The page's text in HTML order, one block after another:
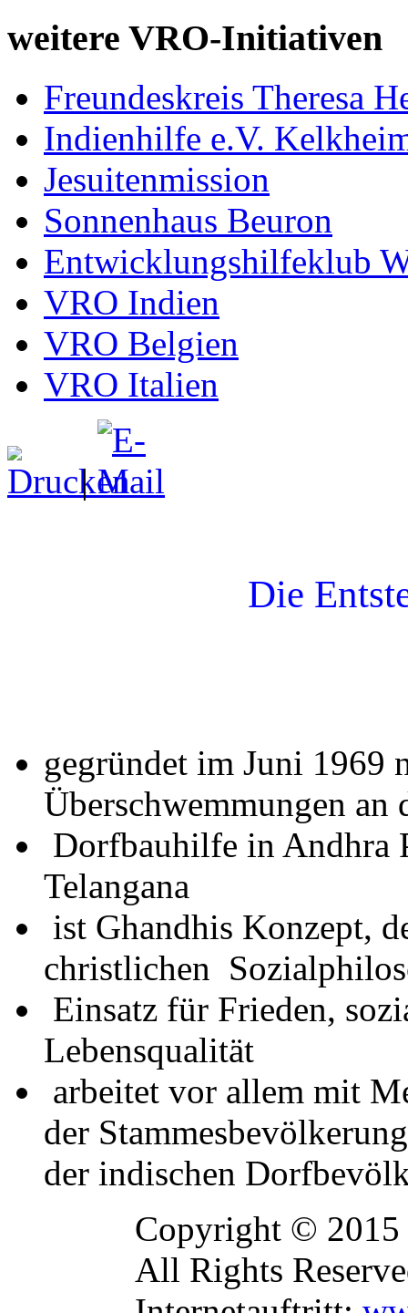
weitere VRO-Initiativen
Freundeskreis Theresa
Indienhilfe e.V.
Jesuitenmission
Sonnenhaus Beuron
Entwicklungshilfeklub
VRO Indien
VRO Belgien
VRO Italien
|
Die
gegründet im Juni 1969
Überschwemmungen
Dorfbauhilfe in Andhra
Telangana
ist Ghandhis Konzept,
christlichen
Einsatz für Frieden,
Lebensqualität
arbeitet vor allem mit
der
der indischen
Copyright © 2015
All Rights